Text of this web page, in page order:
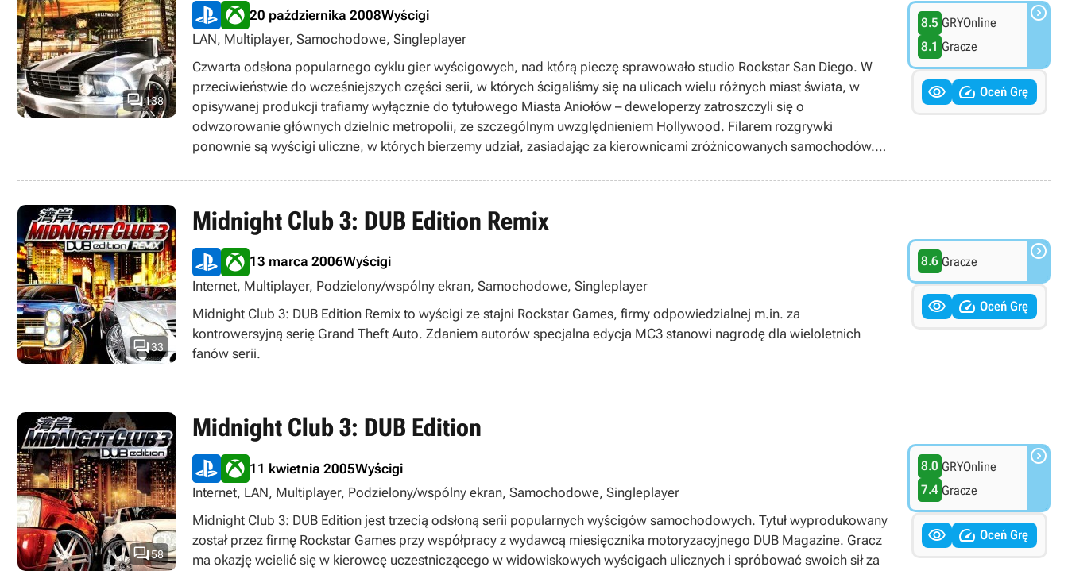
138
20 października 2008Wyścigi
LAN, Multiplayer, Samochodowe, Singleplayer
Czwarta odsłona popularnego cyklu gier wyścigowych, nad którą pieczę sprawowało studio Rockstar San Diego. W
przeciwieństwie do wcześniejszych części serii, w których ścigaliśmy się na ulicach wielu różnych miast świata, w
opisywanej produkcji trafiamy wyłącznie do tytułowego Miasta Aniołów – deweloperzy zatroszczyli się o
odwzorowanie głównych dzielnic metropolii, ze szczególnym uwzględnieniem Hollywood. Filarem rozgrywki
ponownie są wyścigi uliczne, w których bierzemy udział, zasiadając za kierownicami zróżnicowanych samochodów.
kółka pokroju Mitsubishi Eclipse, Mazdy RX8, Saleena S7 Twin-Turbo czy wreszcie Lamborghini Murcielago; ich
zmieniając ich wygląd zewnętrzny, jak i grzebiąc pod maską i tym samym zwiększając ich osiągi. Midnight Club: Los
Angeles może pochwalić się wysokiej jakości grafiką – oko cieszą dopracowane modele samochodów i motocykli,
zróżnicowane i bogate w detale otoczenie oraz pełny cykl dnia i nocy.
8.5 GRYOnline
8.1 Gracze

  Oceń Grę
33
Midnight Club 3: DUB Edition Remix
13 marca 2006Wyścigi
Internet, Multiplayer, Podzielony/wspólny ekran, Samochodowe, Singleplayer
Midnight Club 3: DUB Edition Remix to wyścigi ze stajni Rockstar Games, firmy odpowiedzialnej m.in. za
kontrowersyjną serię Grand Theft Auto. Zdaniem autorów specjalna edycja MC3 stanowi nagrodę dla wieloletnich
fanów serii.
8.6 Gracze 
  Oceń Grę
58
Midnight Club 3: DUB Edition
11 kwietnia 2005Wyścigi
Internet, LAN, Multiplayer, Podzielony/wspólny ekran, Samochodowe, Singleplayer
Midnight Club 3: DUB Edition jest trzecią odsłoną serii popularnych wyścigów samochodowych. Tytuł wyprodukowany
został przez firmę Rockstar Games przy współpracy z wydawcą miesięcznika motoryzacyjnego DUB Magazine. Gracz
ma okazję wcielić się w kierowcę uczestniczącego w widowiskowych wyścigach ulicznych i spróbować swoich sił za
8.0 GRYOnline
7.4 Gracze

  Oceń Grę